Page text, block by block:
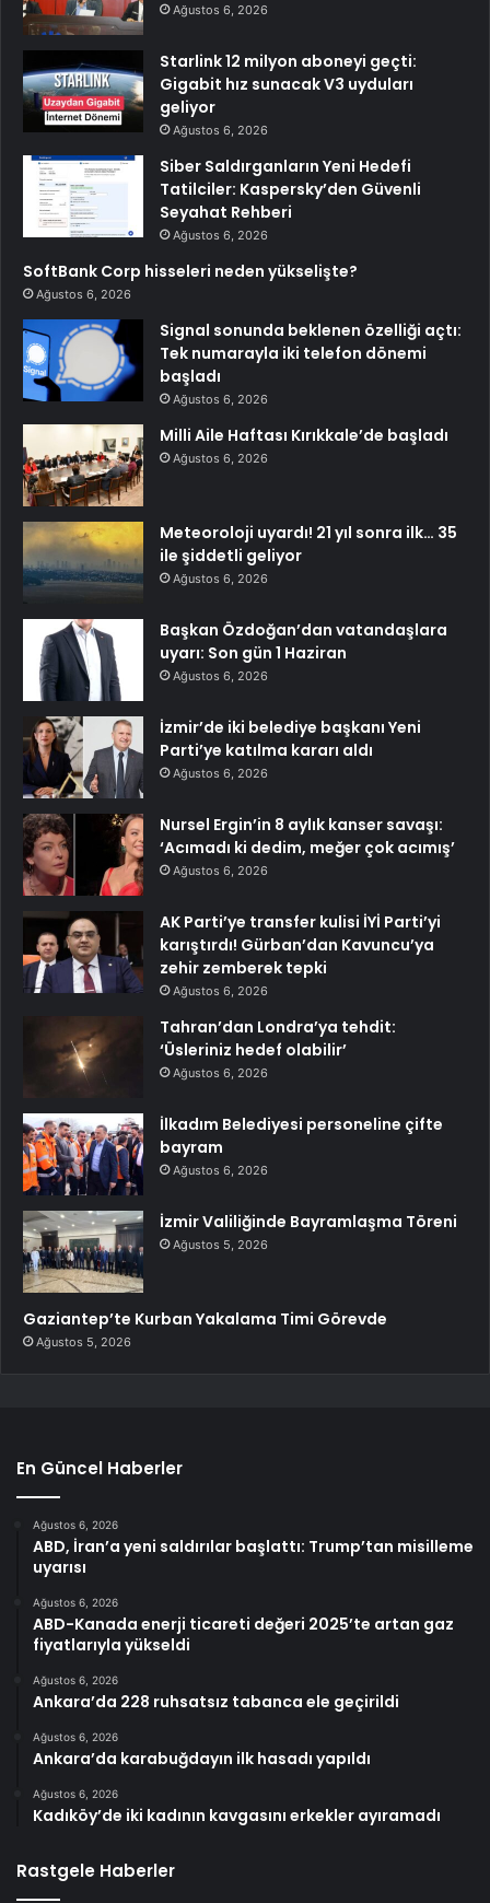
Ağustos 6, 2026
Starlink 12 milyon aboneyi geçti:
Gigabit hız sunacak V3 uyduları
geliyor
Ağustos 6, 2026
Siber Saldırganların Yeni Hedefi
Tatilciler: Kaspersky’den Güvenli
Seyahat Rehberi
Ağustos 6, 2026
SoftBank Corp hisseleri neden yükselişte?
Ağustos 6, 2026
Signal sonunda beklenen özelliği açtı:
Tek numarayla iki telefon dönemi
başladı
Ağustos 6, 2026
Milli Aile Haftası Kırıkkale’de başladı
Ağustos 6, 2026
Meteoroloji uyardı! 21 yıl sonra ilk… 35
ile şiddetli geliyor
Ağustos 6, 2026
Başkan Özdoğan’dan vatandaşlara
uyarı: Son gün 1 Haziran
Ağustos 6, 2026
İzmir’de iki belediye başkanı Yeni
Parti’ye katılma kararı aldı
Ağustos 6, 2026
Nursel Ergin’in 8 aylık kanser savaşı:
‘Acımadı ki dedim, meğer çok acımış’
Ağustos 6, 2026
AK Parti’ye transfer kulisi İYİ Parti’yi
karıştırdı! Gürban’dan Kavuncu’ya
zehir zemberek tepki
Ağustos 6, 2026
Tahran’dan Londra’ya tehdit:
‘Üsleriniz hedef olabilir’
Ağustos 6, 2026
İlkadım Belediyesi personeline çifte
bayram
Ağustos 6, 2026
İzmir Valiliğinde Bayramlaşma Töreni
Ağustos 5, 2026
Gaziantep’te Kurban Yakalama Timi Görevde
Ağustos 5, 2026
En Güncel Haberler
Ağustos 6, 2026
ABD, İran’a yeni saldırılar başlattı: Trump’tan misilleme
uyarısı
Ağustos 6, 2026
ABD-Kanada enerji ticareti değeri 2025’te artan gaz
fiyatlarıyla yükseldi
Ağustos 6, 2026
Ankara’da 228 ruhsatsız tabanca ele geçirildi
Ağustos 6, 2026
Ankara’da karabuğdayın ilk hasadı yapıldı
Ağustos 6, 2026
Kadıköy’de iki kadının kavgasını erkekler ayıramadı
Rastgele Haberler